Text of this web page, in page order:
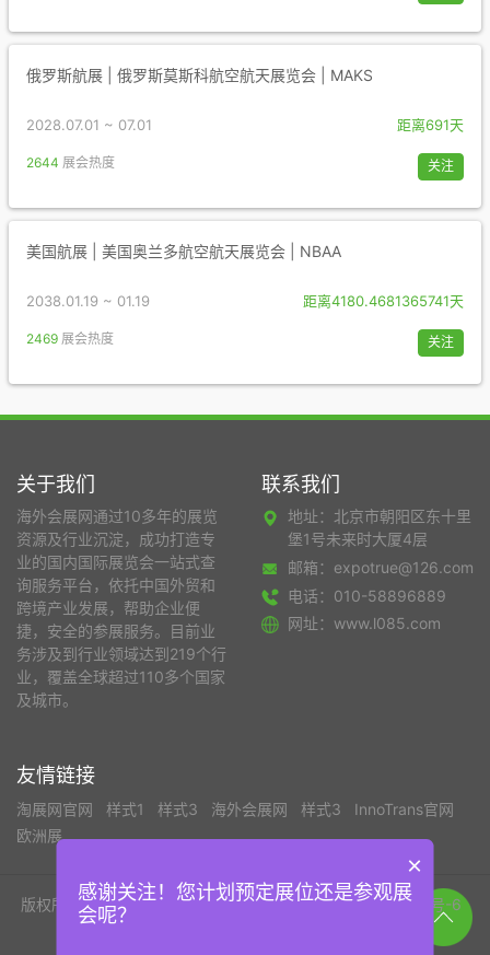
俄罗斯航展 | 俄罗斯莫斯科航空航天展览会 | MAKS
2028.07.01 ~ 07.01 距离691天
2644 展会热度 关注
美国航展 | 美国奥兰多航空航天展览会 | NBAA
2038.01.19 ~ 01.19 距离4180.4681365741天
2469 展会热度 关注
关于我们
海外会展网通过10多年的展览
资源及行业沉淀，成功打造专
业的国内国际展览会一站式查
询服务平台，依托中国外贸和
跨境产业发展，帮助企业便
捷，安全的参展服务。目前业
务涉及到行业领域达到219个行
业，覆盖全球超过110多个国家
及城市。
联系我们
地址：北京市朝阳区东十里
堡1号未来时大厦4层
邮箱：expotrue@126.com
电话：010-58896889
网址：www.l085.com
友情链接
淘展网官网 样式1 样式3 海外会展网 样式3
InnoTrans官网
欧洲展
版权所有©北京淘展网国际展览有限公司京ICP备19050419号-6
×
感谢关注！您计划预定展位还是参观展
会呢？